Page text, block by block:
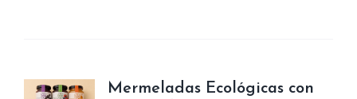
Mermeladas Ecológicas con